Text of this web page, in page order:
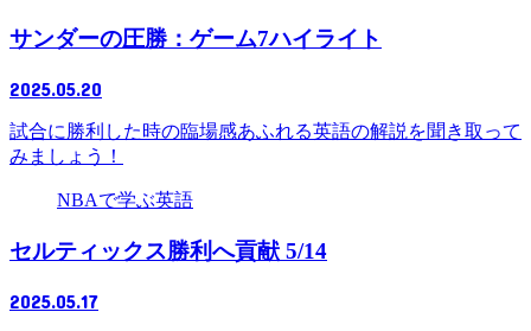
サンダーの圧勝：ゲーム7ハイライト
2025.05.20
試合に勝利した時の臨場感あふれる英語の解説を聞き取って
みましょう！
NBAで学ぶ英語
セルティックス勝利へ貢献 5/14
2025.05.17